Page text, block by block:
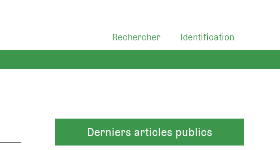
Identification
Rechercher
Derniers articles publics